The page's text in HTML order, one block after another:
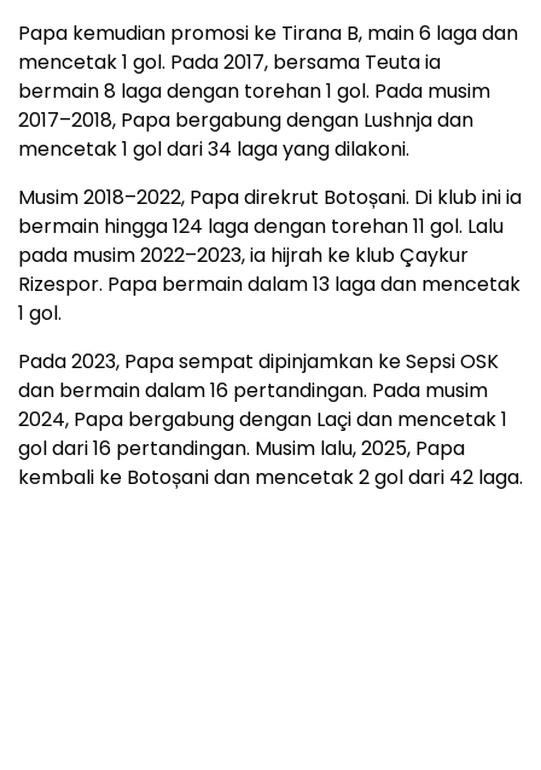
Papa kemudian promosi ke Tirana B, main 6 laga dan
mencetak 1 gol. Pada 2017, bersama Teuta ia
bermain 8 laga dengan torehan 1 gol. Pada musim
2017–2018, Papa bergabung dengan Lushnja dan
mencetak 1 gol dari 34 laga yang dilakoni.
Musim 2018–2022, Papa direkrut Botoșani. Di klub ini ia
bermain hingga 124 laga dengan torehan 11 gol. Lalu
pada musim 2022–2023, ia hijrah ke klub Çaykur
Rizespor. Papa bermain dalam 13 laga dan mencetak
1 gol.
Pada 2023, Papa sempat dipinjamkan ke Sepsi OSK
dan bermain dalam 16 pertandingan. Pada musim
2024, Papa bergabung dengan Laçi dan mencetak 1
gol dari 16 pertandingan. Musim lalu, 2025, Papa
kembali ke Botoșani dan mencetak 2 gol dari 42 laga.